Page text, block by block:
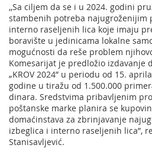
‚‚Sa ciljem da se i u 2024. godini
stambenih potreba najugroženijim
interno raseljenih lica koje imaju
boravište u jedinicama lokalne
mogućnosti da reše problem
Komesarijat je predložio izdavanje
„KROV 2024” u periodu od 15.
godine u tiražu od 1.500.000
dinara. Sredstvima pribavljenim
poštanske marke planira se
domaćinstava za zbrinjavanje
izbeglica i interno raseljenih lica”,
Stanisavljević.